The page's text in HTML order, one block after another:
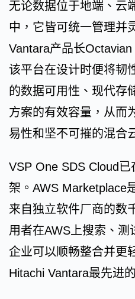
无论数据位于地端、云
中，它皆可统一管理并
Vantara产品长Octavian
该平台在设计时便将韧
的数据可用性、现代存
方案的有效容量，从而
易性和坚不可摧的混合
VSP One SDS Cloud
架。AWS Marketplace
来自独立软件厂商的数
用者在AWS上搜索、测
企业可以顺畅整合并更
Hitachi Vantara最先进